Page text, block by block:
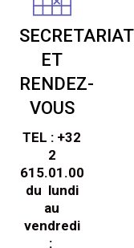
SECRETARIAT
ET
RENDEZ-
VOUS
TEL : +32
2
615.01.00
du lundi
au
vendredi
: